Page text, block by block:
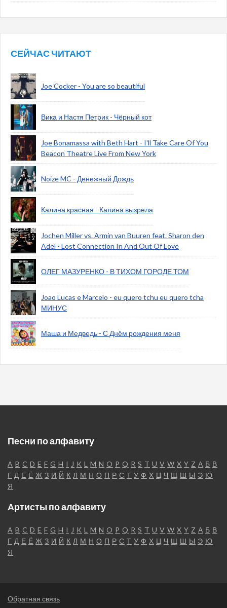
СЕЙЧАС ЧИТАЮТ
Joe Cocker - You are so beautiful
Вика и Настя Петрик - Чёрный кот
Joe Bonamassa with Beth Hart - I'll Take Care Of You
Beacon Theatre Live From New York
Noize MC - Денежный Дождь
Калина красная - Калина вызрела
Jochen Miller vs. Armin van Buuren feat. Sharon den
Adel - Lost Connection In And Out Of Love
ОЛЕГ МАЗУРЕНКО - В ТИХОМ ГОРОДЕ ТОМ
Joao Lucas e Marcelo - eu quero tchu eu quero tcha
МИНУС
Маша и Медведь - С Днём рождения меня
Песни по алфавиту
A B C D E F G H I J K L M N O P Q R S T U V W X Y Z А Б В
Г Д Е Ё Ж З И Й К Л М Н О П Р С Т У Ф Х Ц Ч Щ Ш Ы Э Ю
Я
Артисты по алфавиту
A B C D E F G H I J K L M N O P Q R S T U V W X Y Z А Б В
Г Д Е Ё Ж З И Й К Л М Н О П Р С Т У Ф Х Ц Ч Щ Ш Ы Э Ю
Я
Обратная связь